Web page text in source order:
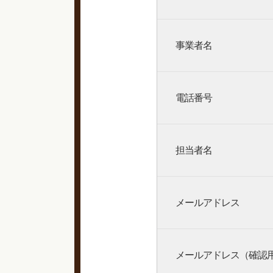
事業者名
電話番号
担当者名
メールアドレス
メールアドレス（確認